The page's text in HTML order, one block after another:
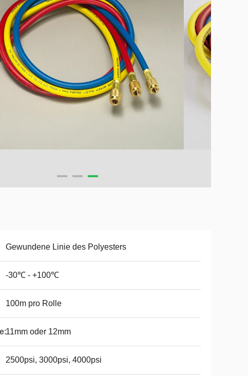
Gewundene Linie des Polyesters
-30℃ - +100℃
100m pro Rolle
11mm oder 12mm
2500psi, 3000psi, 4000psi